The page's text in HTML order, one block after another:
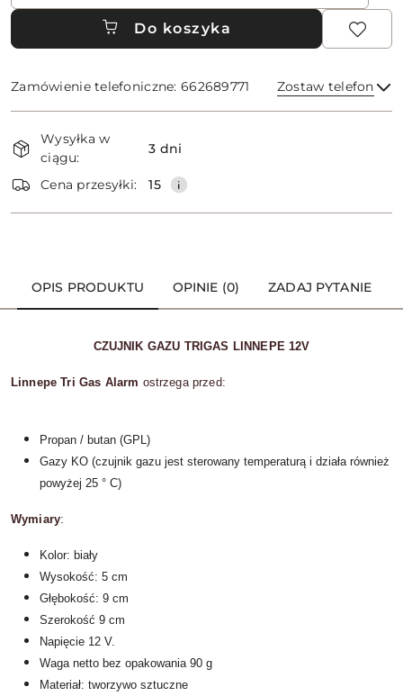
Do koszyka
Zamówienie telefoniczne: 662689771 Zostaw telefon
i
dostawa
Wysyłka w
ciągu:
3 dni
Cena przesyłki: 15
OPIS PRODUKTU OPINIE (0) ZADAJ PYTANIE
CZUJNIK GAZU TRIGAS LINNEPE 12V
Linnepe Tri Gas Alarm ostrzega przed:
Propan / butan (GPL)
Gazy KO (czujnik gazu jest sterowany temperaturą i działa również
powyżej 25 ° C)
Wymiary:
Kolor: biały
Wysokość: 5 cm
Głębokość: 9 cm
Szerokość 9 cm
Napięcie 12 V.
Waga netto bez opakowania 90 g
Materiał: tworzywo sztuczne